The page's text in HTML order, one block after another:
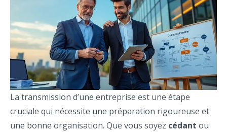
La transmission d’une entreprise est une étape
cruciale qui nécessite une préparation rigoureuse et
une bonne organisation. Que vous soyez cédant ou